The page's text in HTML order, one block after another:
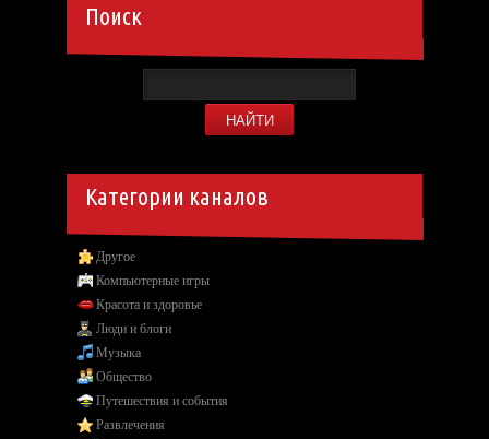
Поиск
Категории каналов
Другое
Компьютерные игры
Красота и здоровье
Люди и блоги
Музыка
Общество
Путешествия и события
Развлечения